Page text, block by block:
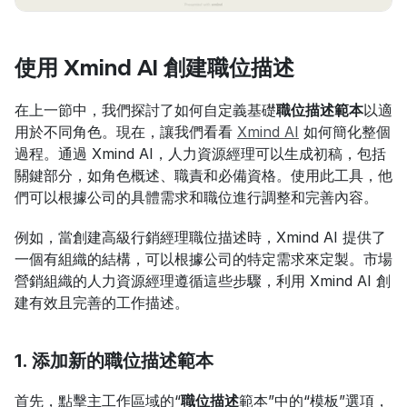
使用 Xmind AI 創建職位描述
在上一節中，我們探討了如何自定義基礎職位描述範本以適
用於不同角色。現在，讓我們看看 Xmind AI 如何簡化整個
過程。通過 Xmind AI，人力資源經理可以生成初稿，包括
關鍵部分，如角色概述、職責和必備資格。使用此工具，他
們可以根據公司的具體需求和職位進行調整和完善內容。
例如，當創建高級行銷經理職位描述時，Xmind AI 提供了
一個有組織的結構，可以根據公司的特定需求來定製。市場
營銷組織的人力資源經理遵循這些步驟，利用 Xmind AI 創
建有效且完善的工作描述。
1. 添加新的職位描述範本
首先，點擊主工作區域的“職位描述範本”中的“模板”選項，